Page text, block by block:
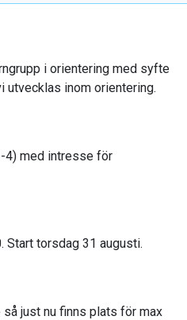
i orientering med syfte
utvecklas inom orientering.
4) med intresse för
Start torsdag 31 augusti.
just nu finns plats för max